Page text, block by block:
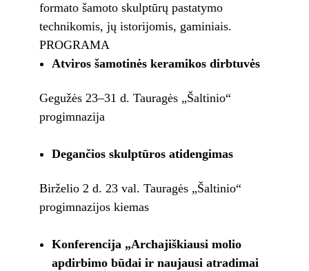
formato šamoto skulptūrų pastatymo
technikomis, jų istorijomis, gaminiais.
PROGRAMA
Atviros šamotinės keramikos dirbtuvės
Gegužės 23–31 d. Tauragės „Šaltinio“
progimnazija
Degančios skulptūros atidengimas
Birželio 2 d. 23 val. Tauragės „Šaltinio“
progimnazijos kiemas
Konferencija „Archajiškiausi molio
apdirbimo būdai ir naujausi atradimai